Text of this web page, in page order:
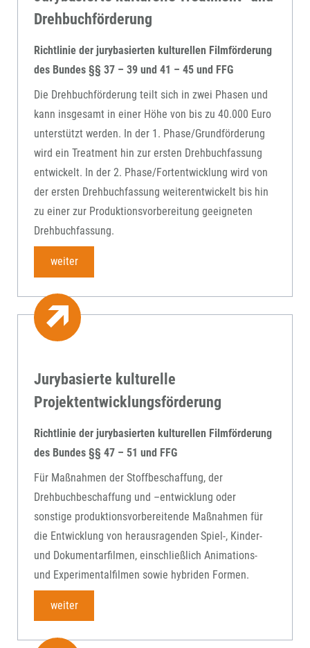
Drehbuchförderung
Richtlinie der jurybasierten kulturellen Filmförderung
des Bundes §§ 37 – 39 und 41 – 45 und FFG
Die Drehbuchförderung teilt sich in zwei Phasen und
kann insgesamt in einer Höhe von bis zu 40.000 Euro
unterstützt werden. In der 1. Phase/Grundförderung
wird ein Treatment hin zur ersten Drehbuchfassung
entwickelt. In der 2. Phase/Fortentwicklung wird von
der ersten Drehbuchfassung weiterentwickelt bis hin
zu einer zur Produktionsvorbereitung geeigneten
Drehbuchfassung.
weiter
Jurybasierte kulturelle
Projektentwicklungsförderung
Richtlinie der jurybasierten kulturellen Filmförderung
des Bundes §§ 47 – 51 und FFG
Für Maßnahmen der Stoffbeschaffung, der
Drehbuchbeschaffung und –entwicklung oder
sonstige produktionsvorbereitende Maßnahmen für
die Entwicklung von herausragenden Spiel-, Kinder-
und Dokumentarfilmen, einschließlich Animations-
und Experimentalfilmen sowie hybriden Formen.
weiter